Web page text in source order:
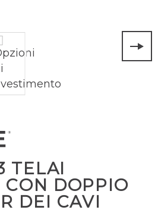
TELAI
DOPPIO
DEI CAVI